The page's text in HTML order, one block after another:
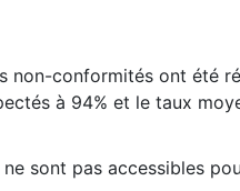
non-conformités ont été
à 94% et le taux
sont pas accessibles